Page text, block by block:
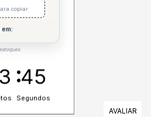
copiar
44
Segundos